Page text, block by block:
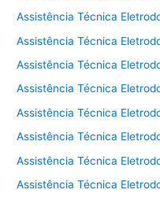
Assistência Técnica
Assistência Técnica
Assistência Técnica
Assistência Técnica
Assistência Técnica
Assistência Técnica
Assistência Técnica
Assistência Técnica